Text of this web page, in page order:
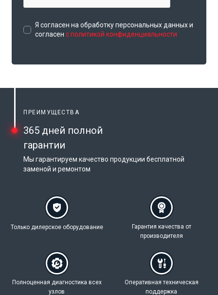
Я согласен на обработку персональных данных и
согласен с политикой конфиденциальности
ПРЕИМУЩЕСТВА
365 дней полной
гарантии
Мы гарантируем качество продукции бесплатной
заменой и ремонтом
Только дилерское оборудование Гарантия качества от
производителя
Полноценная диагностика всех
узлов
Оперативная техническая
поддержка